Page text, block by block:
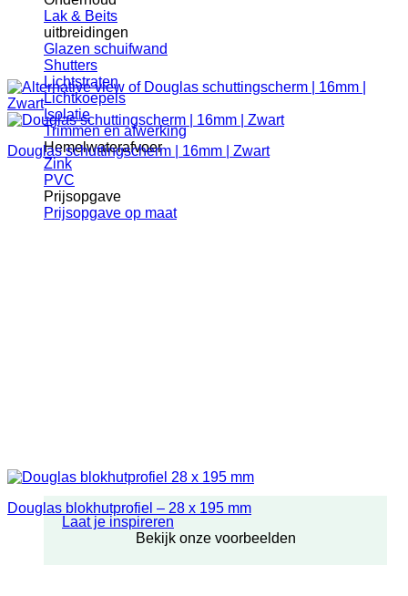
Lak & Beits
uitbreidingen
Glazen schuifwand
Shutters
Lichtstraten
Lichtkoepels
Isolatie
Trimmen en afwerking
Hemelwaterafvoer
Zink
PVC
Prijsopgave
Prijsopgave op maat
Laat je inspireren
Bekijk onze voorbeelden
Douglas schuttingscherm | 16mm | Zwart
Douglas blokhutprofiel – 28 x 195 mm